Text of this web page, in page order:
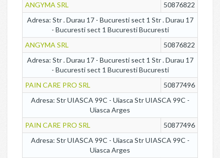
ANGYMA SRL
50876822
Adresa: Str . Durau 17 - Bucuresti sect 1 Str . Durau 17
- Bucuresti sect 1 Bucuresti Bucuresti
ANGYMA SRL
50876822
Adresa: Str . Durau 17 - Bucuresti sect 1 Str . Durau 17
- Bucuresti sect 1 Bucuresti Bucuresti
PAIN CARE PRO SRL
50877496
Adresa: Str UIASCA 99C - Uiasca Str UIASCA 99C -
Uiasca Arges
PAIN CARE PRO SRL
50877496
Adresa: Str UIASCA 99C - Uiasca Str UIASCA 99C -
Uiasca Arges